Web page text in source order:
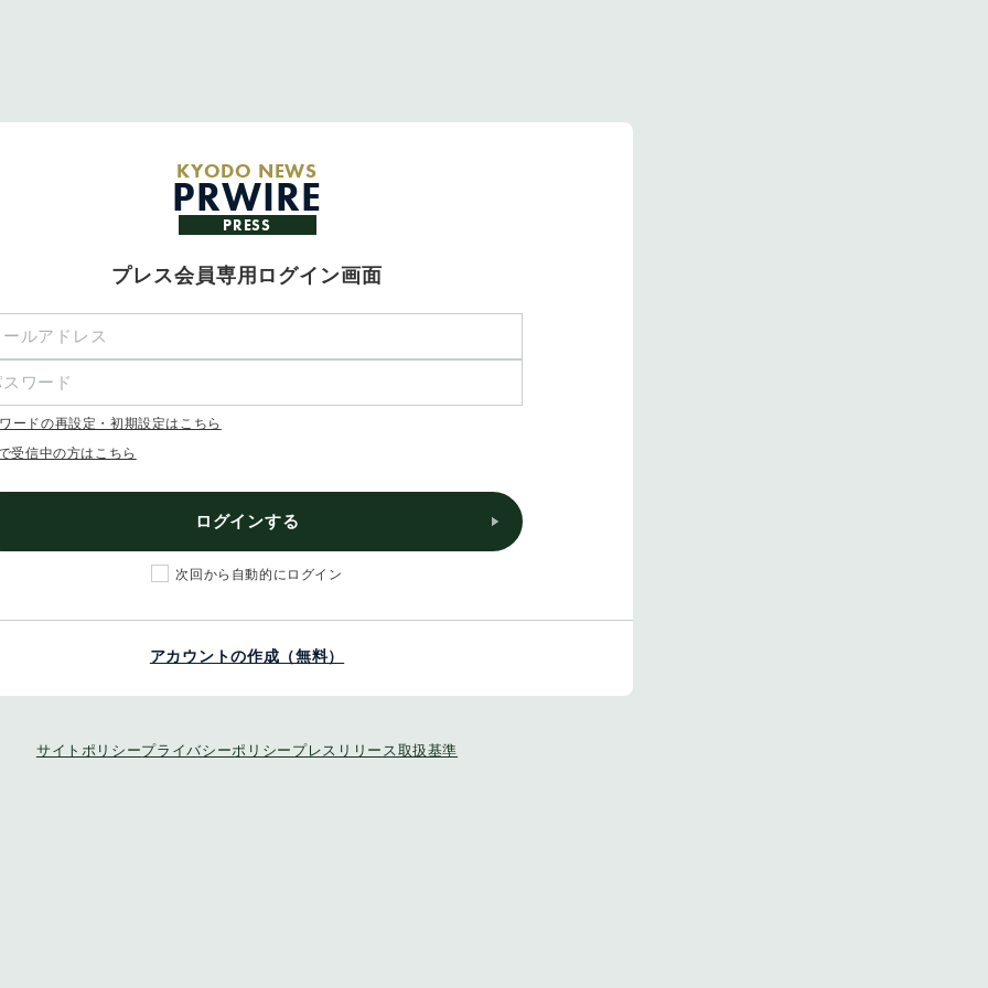
KYODO NEWS
PRWIRE
PRESS
プレス会員専用ログイン画面
ードの再設定・初期設定はこちら
受信中の方はこちら
ログインする
次回から自動的にログイン
アカウントの作成（無料）
サイトポリシープライバシーポリシー プレスリリース取扱基準